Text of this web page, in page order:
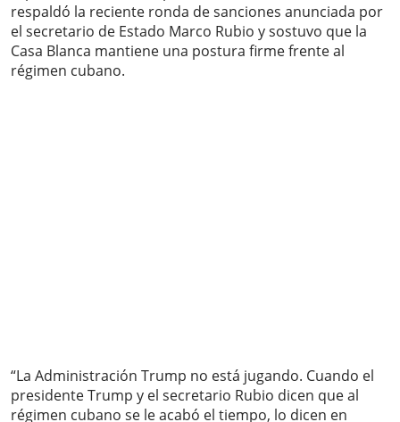
respaldó la reciente ronda de sanciones anunciada por
el secretario de Estado Marco Rubio y sostuvo que la
Casa Blanca mantiene una postura firme frente al
régimen cubano.
“La Administración Trump no está jugando. Cuando el
presidente Trump y el secretario Rubio dicen que al
régimen cubano se le acabó el tiempo, lo dicen en